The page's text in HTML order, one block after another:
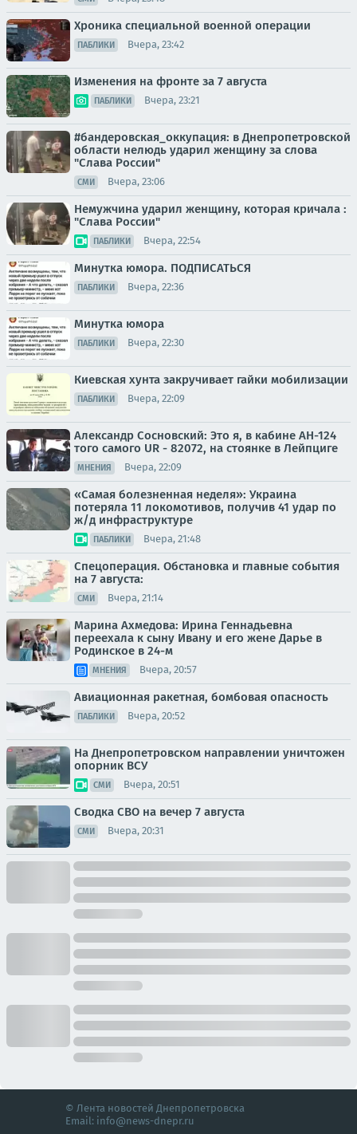
Хроника специальной военной операции
ПАБЛИКИ Вчера, 23:42
Изменения на фронте за 7 августа
ПАБЛИКИ Вчера, 23:21
#бандеровская_оккупация: в Днепропетровской
области нелюдь ударил женщину за слова
"Слава России"
СМИ Вчера, 23:06
Немужчина ударил женщину, которая кричала :
"Слава России"
ПАБЛИКИ Вчера, 22:54
Минутка юмора. ПОДПИСАТЬСЯ
ПАБЛИКИ Вчера, 22:36
Минутка юмора
ПАБЛИКИ Вчера, 22:30
Киевская хунта закручивает гайки мобилизации
ПАБЛИКИ Вчера, 22:09
Александр Сосновский: Это я, в кабине АН-124
того самого UR - 82072, на стоянке в Лейпциге
МНЕНИЯ Вчера, 22:09
«Самая болезненная неделя»: Украина
потеряла 11 локомотивов, получив 41 удар по
ж/д инфраструктуре
ПАБЛИКИ Вчера, 21:48
Спецоперация. Обстановка и главные события
на 7 августа:
СМИ Вчера, 21:14
Марина Ахмедова: Ирина Геннадьевна
переехала к сыну Ивану и его жене Дарье в
Родинское в 24-м
МНЕНИЯ Вчера, 20:57
Авиационная ракетная, бомбовая опасность
ПАБЛИКИ Вчера, 20:52
На Днепропетровском направлении уничтожен
опорник ВСУ
СМИ Вчера, 20:51
Сводка СВО на вечер 7 августа
СМИ Вчера, 20:31
© Лента новостей Днепропетровска
Email: info@news-dnepr.ru